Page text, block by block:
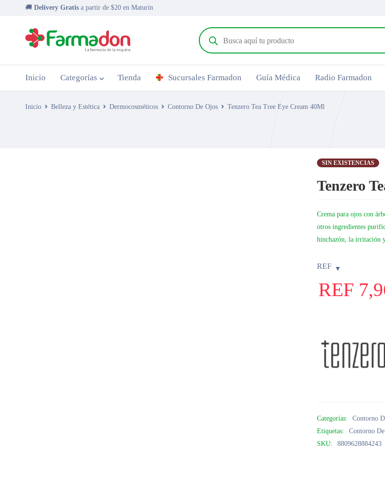
🚚 Delivery Gratis a partir de $20 en Maturín
Inicio Categorías Tienda Sucursales Farmadon Guía Médica Radio Farmadon
Inicio Belleza y Estética Dermocosméticos Contorno De Ojos Tenzero Tea Tree Eye Cream 40Ml
SIN EXISTENCIAS
Tenzero
Crema para ojos con
otros ingredientes
hinchazón, la irritación
REF
REF
Categorías: Contorno
Etiquetas:
Contorno
SKU:
8809628884243